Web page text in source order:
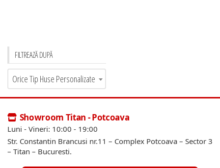
FILTREAZĂ DUPĂ
Orice Tip Huse Personalizate
Showroom Titan - Potcoava
Luni - Vineri: 10:00 - 19:00
Str. Constantin Brancusi nr.11 – Complex Potcoava – Sector 3
– Titan – Bucuresti.